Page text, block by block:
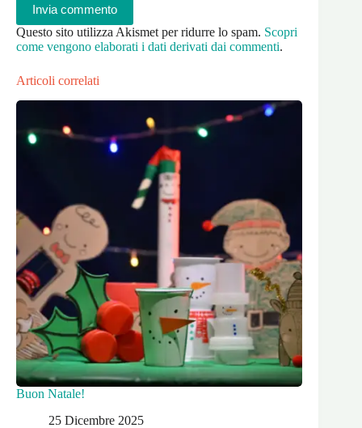
Invia commento
Questo sito utilizza Akismet per ridurre lo spam. Scopri
come vengono elaborati i dati derivati dai commenti.
Articoli correlati
Buon Natale!
25 Dicembre 2025